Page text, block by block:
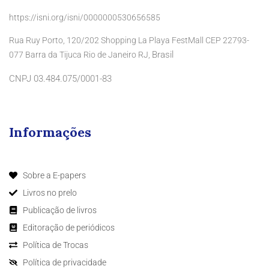
https://isni.org/isni/0000000530656585
Rua Ruy Porto, 120/202 Shopping La Playa FestMall CEP 22793-
077 Barra da Tijuca Rio de Janeiro RJ, Brasil
CNPJ 03.484.075/0001-83
Informações
Sobre a E-papers
Livros no prelo
Publicação de livros
Editoração de periódicos
Política de Trocas
Política de privacidade